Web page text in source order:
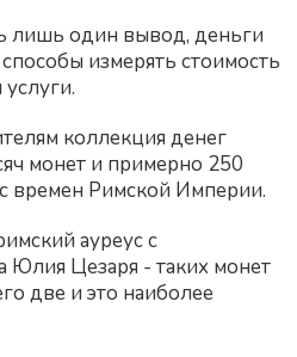
лишь один вывод, деньги
измерять стоимость
коллекция денег
монет и примерно 250
времен Римской Империи.
ауреус с
Юлия Цезаря - таких монет
две и это наиболее